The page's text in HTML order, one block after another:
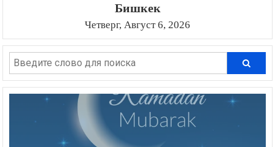
Бишкек
Четверг, Август 6, 2026